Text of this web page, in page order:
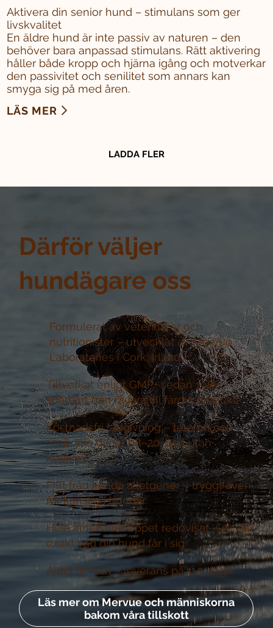
Därför väljer
hundägare oss
Formulerat av veterinärer och
nutritionister –utvecklat av Mervue
Laboratories i Cork, Irland
Tillverkat enligt GMP+ sedan 1986 –
spårbart från råvara till färdig produkt
Kostnadsfri rådgivning –telefon och
mejl, alla dagar 08–20, helt utan
köpkrav
Läs mer om Mervue och människorna
bakom våra tillskott
Fritt från kända allergener –tryggt även
för känsliga hundar
Hela innehållet öppet redovisat –du ser
exakt vad din hund får i sig
Alltid fri frakt –leverans på 1–3 dagar
Aktivera din senior hund – stimulans som ger
livskvalitet
En äldre hund är inte passiv av naturen – den
behöver bara anpassad stimulans. Rätt aktivering
håller både kropp och hjärna igång och motverkar
den passivitet och senilitet som annars kan
smyga sig på med åren.
LÄS MER
LADDA FLER